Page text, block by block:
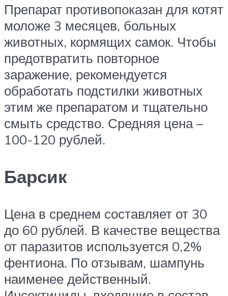
Препарат противопоказан для котят
моложе 3 месяцев, больных
животных, кормящих самок. Чтобы
предотвратить повторное
заражение, рекомендуется
обработать подстилки животных
этим же препаратом и тщательно
смыть средство. Средняя цена –
100-120 рублей.
Барсик
Цена в среднем составляет от 30
до 60 рублей. В качестве вещества
от паразитов используется 0,2%
фентиона. По отзывам, шампунь
наименее действенный.